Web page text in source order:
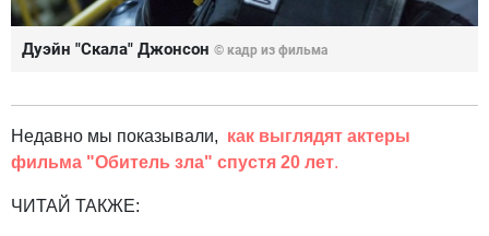
Дуэйн "Скала" Джонсон © кадр из фильма
Недавно мы показывали, как выглядят актеры
фильма "Обитель зла" спустя 20 лет.
ЧИТАЙ ТАКЖЕ: